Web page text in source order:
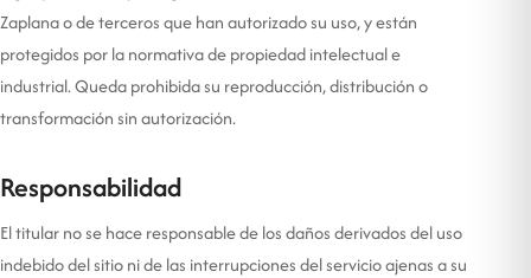
Zaplana o de terceros que han autorizado su uso, y están
protegidos por la normativa de propiedad intelectual e
industrial. Queda prohibida su reproducción, distribución o
transformación sin autorización.
Responsabilidad
El titular no se hace responsable de los daños derivados del uso
indebido del sitio ni de las interrupciones del servicio ajenas a su